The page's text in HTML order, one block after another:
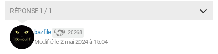
RÉPONSE 1 / 1
bazfile 20 268
Modifié le 2 mai 2024 à 15:04